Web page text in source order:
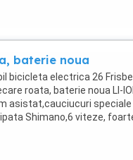
baterie noua
bicicleta electrica 26
roata, baterie noua LI-
asistat,cauciucuri
Shimano,6 viteze,
stare perfecta ...